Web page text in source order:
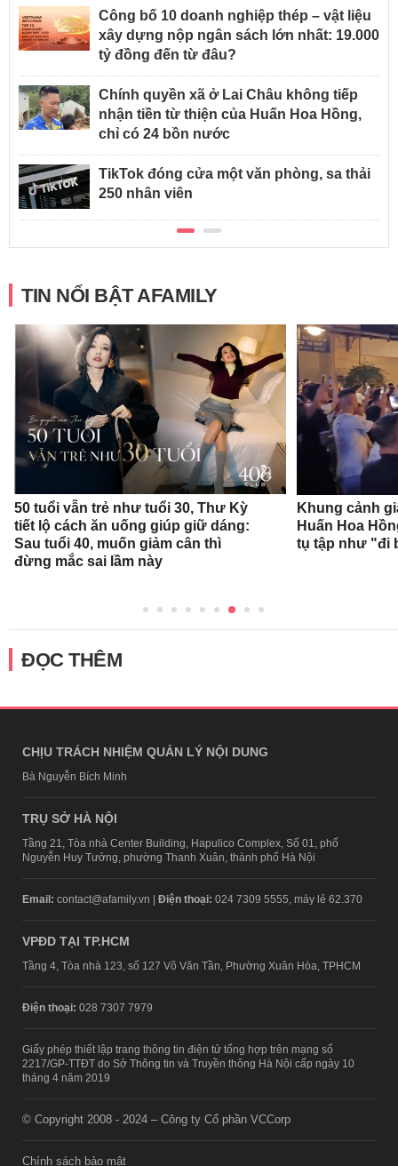
Công bố 10 doanh nghiệp thép – vật liệu
xây dựng nộp ngân sách lớn nhất: 19.000
tỷ đồng đến từ đâu?
Chính quyền xã ở Lai Châu không tiếp
nhận tiền từ thiện của Huấn Hoa Hồng,
chỉ có 24 bồn nước
TikTok đóng cửa một văn phòng, sa thải
250 nhân viên
TIN NỔI BẬT AFAMILY
50 tuổi vẫn trẻ như tuổi 30, Thư Kỳ
tiết lộ cách ăn uống giúp giữ dáng:
Sau tuổi 40, muốn giảm cân thì
đừng mắc sai lầm này
Khung cảnh
Huấn Hoa
tụ tập như "đi
ĐỌC THÊM
CHỊU TRÁCH NHIỆM QUẢN LÝ NỘI DUNG
Bà Nguyễn Bích Minh
TRỤ SỞ HÀ NỘI
Tầng 21, Tòa nhà Center Building, Hapulico Complex, Số 01, phố
Nguyễn Huy Tưởng, phường Thanh Xuân, thành phố Hà Nội
Email: contact@afamily.vn | Điện thoại: 024 7309 5555, máy lẻ 62.370
VPĐD TẠI TP.HCM
Tầng 4, Tòa nhà 123, số 127 Võ Văn Tần, Phường Xuân Hòa, TPHCM
Điện thoại: 028 7307 7979
Giấy phép thiết lập trang thông tin điện tử tổng hợp trên mạng số
2217/GP-TTĐT do Sở Thông tin và Truyền thông Hà Nội cấp ngày 10
tháng 4 năm 2019
© Copyright 2008 - 2024 – Công ty Cổ phần VCCorp
Chính sách bảo mật